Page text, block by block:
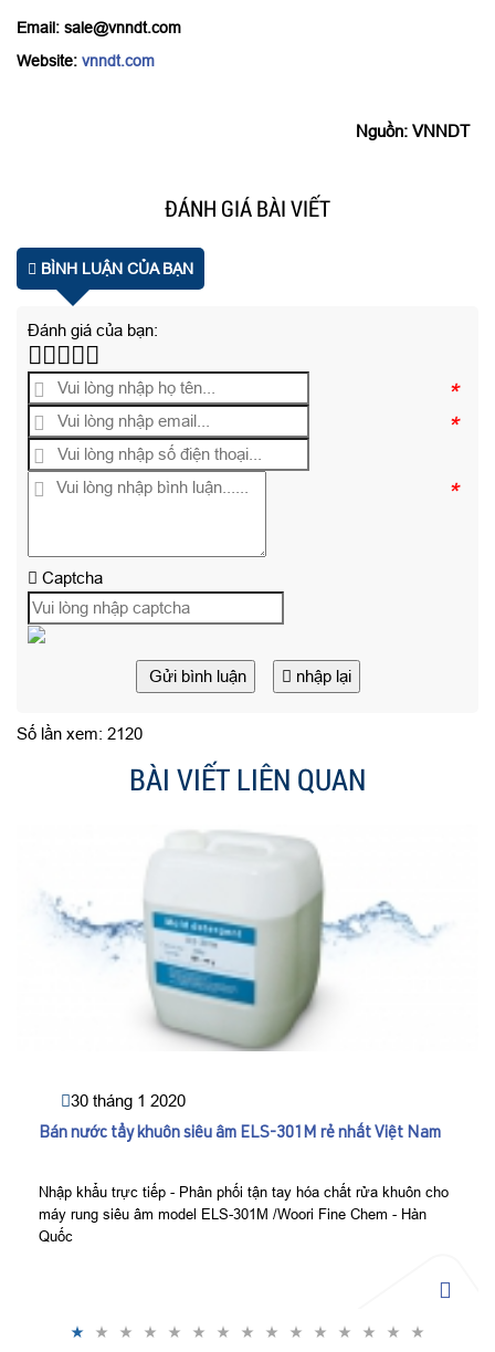
Email: sale@vnndt.com
Website: vnndt.com
Nguồn: VNNDT
ĐÁNH GIÁ BÀI VIẾT
BÌNH LUẬN CỦA BẠN
Đánh giá của bạn:
*
*
*
Captcha
Gửi bình luận nhập lại
Số lần xem: 2120
BÀI VIẾT LIÊN QUAN
30 tháng 1 2020
Bán nước tẩy khuôn siêu âm ELS-301M rẻ nhất Việt Nam
Nhập khẩu trực tiếp - Phân phối tận tay hóa chất rửa khuôn cho
máy rung siêu âm model ELS-301M /Woori Fine Chem - Hàn
Quốc